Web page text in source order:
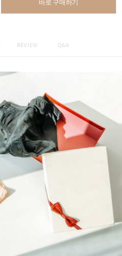
바로 구매하기
REVIEW Q&A